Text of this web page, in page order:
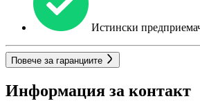
Истински
Повече за гаранциите
Информация за контакт